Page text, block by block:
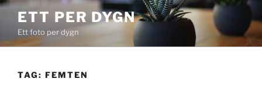
Skip
content
ETT PER DYGN
Ett foto per dygn
TAG: FEMTEN